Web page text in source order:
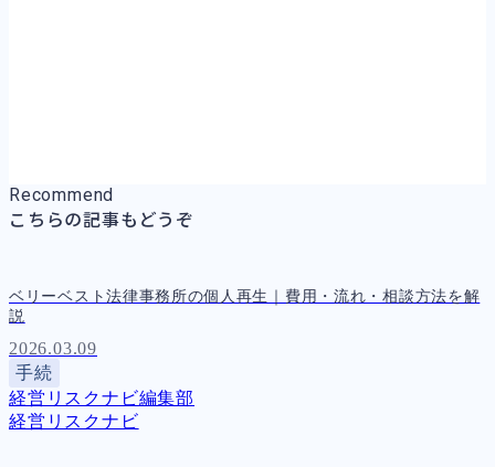
Recommend
こちらの記事もどうぞ
ベリーベスト法律事務所の個人再生｜費用・流れ・相談方法を解
説
2026.03.09
手続
経営リスクナビ編集部
経営リスクナビ